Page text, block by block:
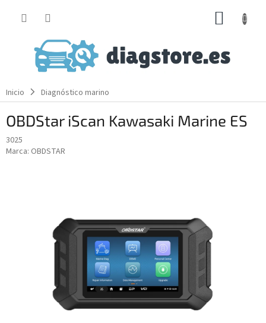
CESTA
Inicio Diagnóstico marino
OBDStar iScan Kawasaki Marine ES
3025
Marca: OBDSTAR